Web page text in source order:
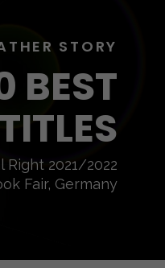
STORY
BEST
Right 2021/2022
Fair, Germany